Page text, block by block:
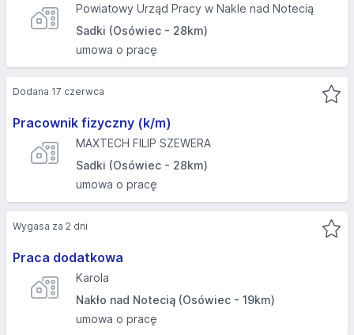
Powiatowy Urząd Pracy w Nakle nad Notecią
Sadki (Osówiec - 28km)
umowa o pracę
Pracownik fizyczny (k/m)
MAXTECH FILIP SZEWERA
Sadki (Osówiec - 28km)
umowa o pracę
Dodana 17 czerwca
Praca dodatkowa
Karola
Nakło nad Notecią (Osówiec - 19km)
umowa o pracę
Wygasa za 2 dni